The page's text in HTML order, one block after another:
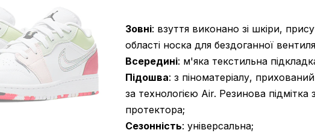
Зовні: взуття виконано зі шкіри,
області носка для бездоганної
Всередині: м'яка текстильна
Підошва: з піноматеріалу,
за технологією Air. Резинова підмітка
протектора;
Сезонність: універсальна;